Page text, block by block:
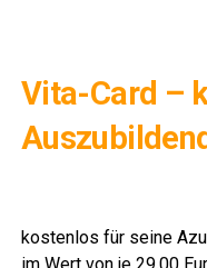
Vita-Card –
kos­ten­los für sei­ne
im Wert von je 29,00